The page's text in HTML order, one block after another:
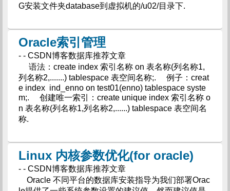
G安装文件夹database到虚拟机的/u02/目录下.
Oracle索引管理
- - CSDN博客数据库推荐文章
语法：create index 索引名称 on 表名称(列名称1,
列名称2,.......) tablespace 表空间名称;. 例子：creat
e index ind_enno on test01(enno) tablespace syste
m;. 创建唯一索引：create unique index 索引名称 o
n 表名称(列名称1,列名称2,......) tablespace 表空间名
称.
Linux 内核参数优化(for oracle)
- - CSDN博客数据库推荐文章
Oracle 不同平台的数据库安装指导为我们部署Orac